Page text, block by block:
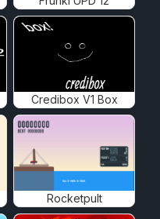
Credibox V1 Box
Rocketpult